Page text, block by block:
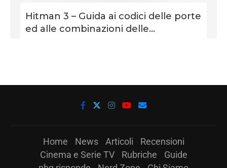
Hitman 3 – Guida ai codici delle porte
ed alle combinazioni delle...
Home News Articoli
Recensioni
Cinema e Serie TV
Rubriche
Guide